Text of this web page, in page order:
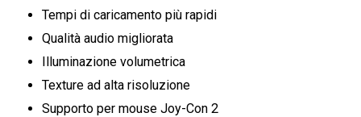
Tempi di caricamento più rapidi
Qualità audio migliorata
Illuminazione volumetrica
Texture ad alta risoluzione
Supporto per mouse Joy-Con 2